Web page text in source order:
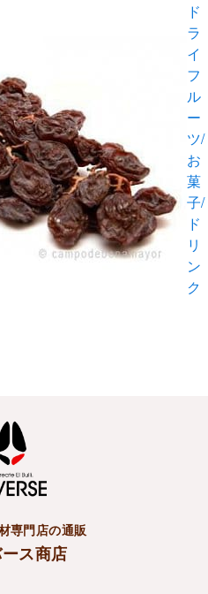
ド
ラ
イ
フ
ル
ー
ツ/
お
菓
子/
ド
リ
ン
ク
専門店の通販
ス商店